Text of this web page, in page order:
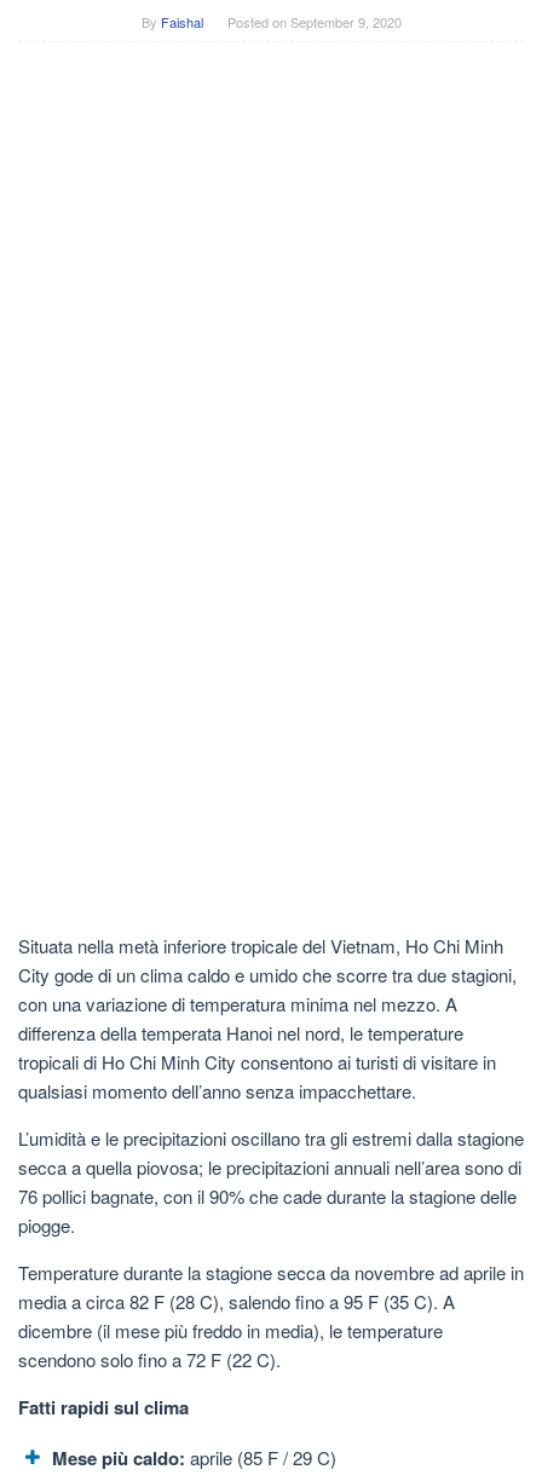
By Faishal Posted onSeptember 9, 2020
Situata nella metà inferiore tropicale del Vietnam, Ho Chi Minh
City gode di un clima caldo e umido che scorre tra due stagioni,
con una variazione di temperatura minima nel mezzo. A
differenza della temperata Hanoi nel nord, le temperature
tropicali di Ho Chi Minh City consentono ai turisti di visitare in
qualsiasi momento dell’anno senza impacchettare.
L’umidità e le precipitazioni oscillano tra gli estremi dalla stagione
secca a quella piovosa; le precipitazioni annuali nell’area sono di
76 pollici bagnate, con il 90% che cade durante la stagione delle
piogge.
Temperature durante la stagione secca da novembre ad aprile in
media a circa 82 F (28 C), salendo fino a 95 F (35 C). A
dicembre (il mese più freddo in media), le temperature
scendono solo fino a 72 F (22 C).
Fatti rapidi sul clima
Mese più caldo: aprile (85 F / 29 C)